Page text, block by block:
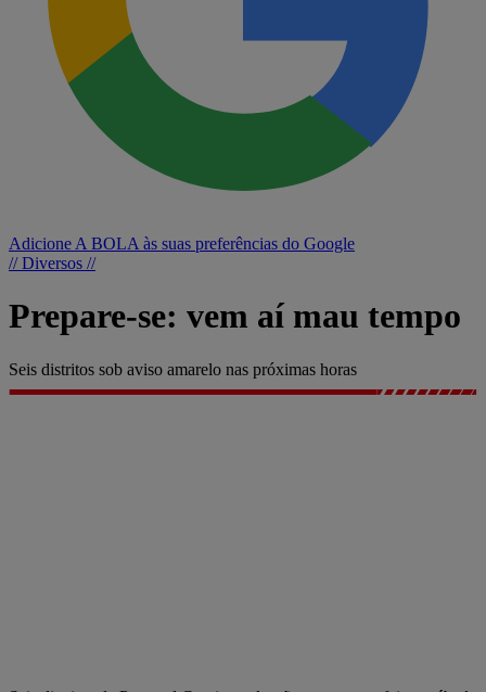
Adicione A BOLA às suas preferências do Google
// Diversos //
Prepare-se: vem aí mau tempo
Seis distritos sob aviso amarelo nas próximas horas